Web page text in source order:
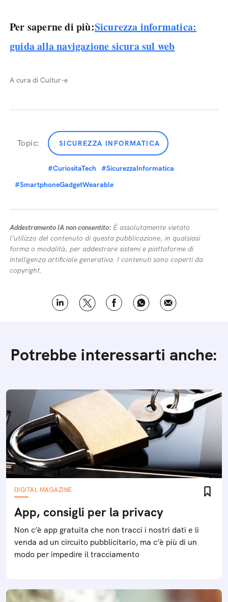
Per saperne di più:Sicurezza informatica:
guida alla navigazione sicura sul web
A cura di Cultur-e
Topic: SICUREZZA INFORMATICA
#CuriositaTech
#SicurezzaInformatica
#SmartphoneGadgetWearable
Addestramento IA non consentito: É assolutamente vietato
l’utilizzo del contenuto di questa pubblicazione, in qualsiasi
forma o modalità, per addestrare sistemi e piattaforme di
intelligenza artificiale generativa. I contenuti sono coperti da
copyright.
Potrebbe interessarti anche:
DIGITAL MAGAZINE
App, consigli per la privacy
Non c’è app gratuita che non tracci i nostri dati e li
venda ad un circuito pubblicitario, ma c’è più di un
modo per impedire il tracciamento